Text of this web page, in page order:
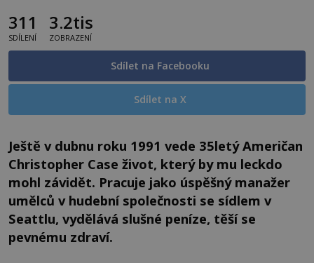
311
SDÍLENÍ
3.2tis
ZOBRAZENÍ
Sdílet na Facebooku
Sdílet na X
Ještě v dubnu roku 1991 vede 35letý Američan
Christopher Case život, který by mu leckdo
mohl závidět. Pracuje jako úspěšný manažer
umělců v hudební společnosti se sídlem v
Seattlu, vydělává slušné peníze, těší se
pevnému zdraví.